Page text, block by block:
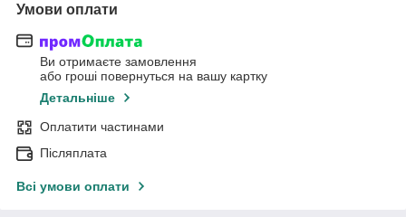
Умови оплати
Ви отримаєте замовлення
або гроші повернуться на вашу картку
Детальніше
Оплатити частинами
Післяплата
Всі умови оплати